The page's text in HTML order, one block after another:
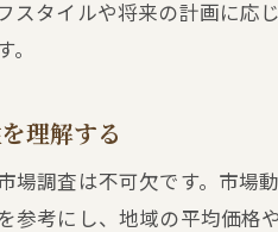
スタイルや将来の計画に応
理解する
場調査は不可欠です。市場
参考にし、地域の平均価格